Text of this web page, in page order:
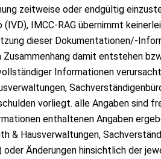
zeitweise oder endgültig
IMCC-RAG übernimmt
dieser Dokumentationen/-
Zusammenhang damit entstehen
Informationen
vorliegt. alle Angaben sind
enthaltenen Angaben
& Hausverwaltungen,
Änderungen hinsichtlich der